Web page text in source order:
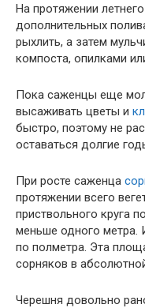
На протяжении
дополнительных
рыхлить, а затем
компоста, опилками
Пока саженцы еще
высаживать цветы и
быстро, поэтому не
оставаться долгие
При росте саженца
протяжении всего
приствольного круга
меньше одного метра.
по полметра. Эта
сорняков в
Черешня довольно